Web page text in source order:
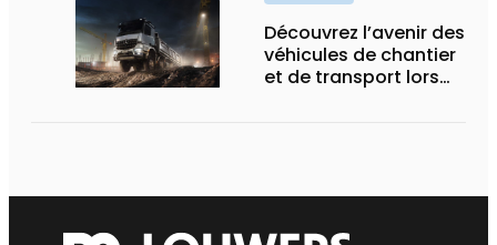
Découvrez l’avenir des
véhicules de chantier
et de transport lors